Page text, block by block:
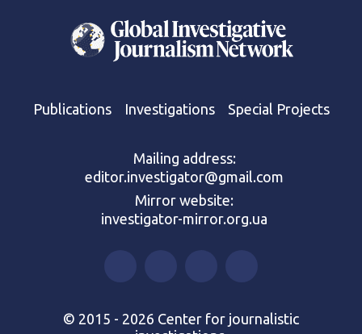
Publications Investigations Special Projects
Mailing address:
editor.investigator@gmail.com
Mirror website:
investigator-mirror.org.ua
© 2015 - 2026 Center for journalistic